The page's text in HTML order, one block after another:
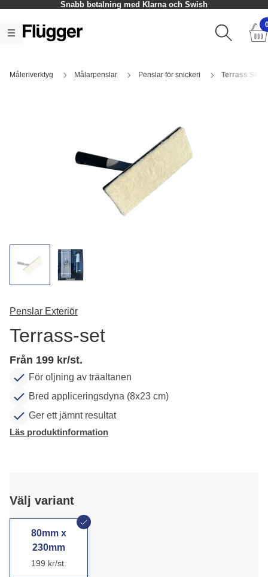
Snabb betalning med Klarna och Swish
Måleriverktyg Målarpenslar Penslar för snickeri Terrass Set
Penslar Exteriör
Terrass-set
Från 199 kr/st.
För oljning av träaltanen
Bred appliceringsdyna (8x23 cm)
Ger ett jämnt resultat
Läs produktinformation
Välj variant
80mm x
230mm
199 kr/st.